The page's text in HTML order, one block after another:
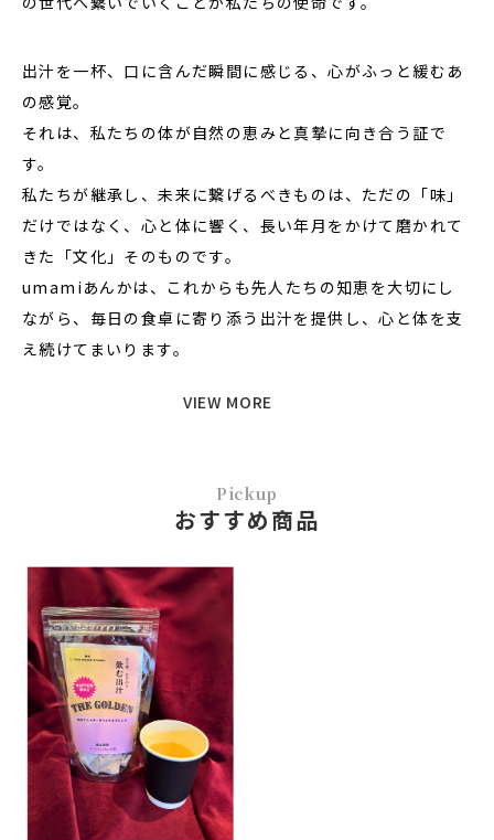
出汁を一杯、口に含んだ瞬間に感じる、心がふっと緩むあ
の感覚。
それは、私たちの体が自然の恵みと真摯に向き合う証で
す。
私たちが継承し、未来に繋げるべきものは、ただの「味」
だけではなく、心と体に響く、長い年月をかけて磨かれて
きた「文化」そのものです。
umamiあんかは、これからも先人たちの知恵を大切にし
ながら、毎日の食卓に寄り添う出汁を提供し、心と体を支
え続けてまいります。
VIEW MORE
Pickup
おすすめ商品